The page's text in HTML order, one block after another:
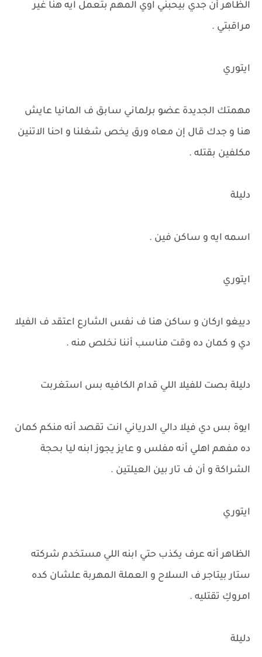
الظاهر أن جدي بيحبني اوي المهم بتعمل ايه هنا غير
مراقبتي .
ايتوري
مهمتك الجديدة عضو برلماني سابق ف المانيا عايش
هنا و جدك قال إن معاه ورق يخص شغلنا و احنا الاتنين
مكلفين بقتله .
دليلة
اسمه ايه و ساكن فين .
ايتوري
دييغو اركان و ساكن هنا ف نفس الشارع اعتقد ف الفيلا
دي و كمان ده وقت مناسب أننا نخلص منه .
دليلة بصت للفيلا اللي قدام الكافيه بس استغربت
ايوة بس دي فيلا دالي الدرياني انت تقصد أنه منكم كمان
ده مفهم اهلي أنه مفلس و عايز يجوز ابنه ليا بحجة
الشراكة و أن ف تار بين العيلتين .
ايتوري
الظاهر أنه عرف يكذب حتي ابنه اللي مستخدم شركته
ستار بيتاجر ف السلاح و العملة المهربة علشان كده
امروكِ تقتليه .
دليلة